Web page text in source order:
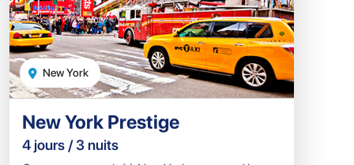
New York
New York Prestige
4 jours / 3 nuits